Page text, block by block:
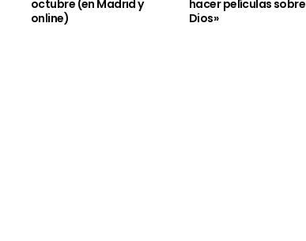
octubre (en Madrid y
online)
hacer películas sobre
Dios»